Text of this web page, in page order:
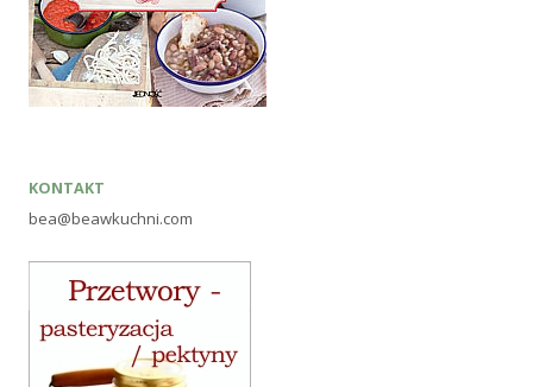
KONTAKT
bea@beawkuchni.com